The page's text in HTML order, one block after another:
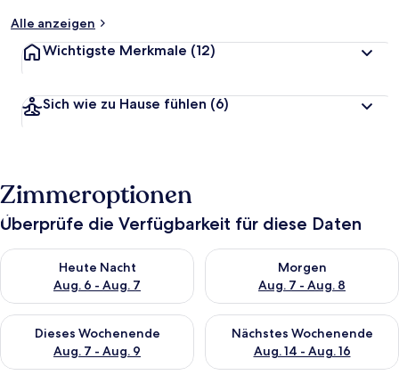
Alle anzeigen
Wichtigste Merkmale (12)
Sich wie zu Hause fühlen (6)
Zimmeroptionen
Überprüfe die Verfügbarkeit für diese Daten
Heute Nacht
Aug. 6 - Aug. 7
Überprüfe die Verfügbarkeit für heute Nacht, Aug. 6 - Aug. 7.
Morgen
Aug. 7 - Aug. 8
Überprüfe die Verfügbarkeit
Dieses Wochenende
Aug. 7 - Aug. 9
Überprüfe die Verfügbarkeit für dieses Wochenende, Aug. 7
Nächstes Wochenende
Aug. 14 - Aug. 16
Überprüfe die Verfügbarkeit